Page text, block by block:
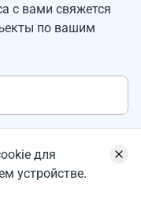
с вами свяжется
по вашим
для
устройстве.